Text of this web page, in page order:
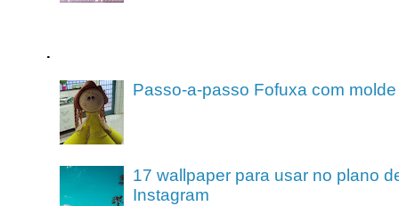
.
Passo-a-passo Fofuxa com molde
17 wallpaper para usar no plano
Instagram